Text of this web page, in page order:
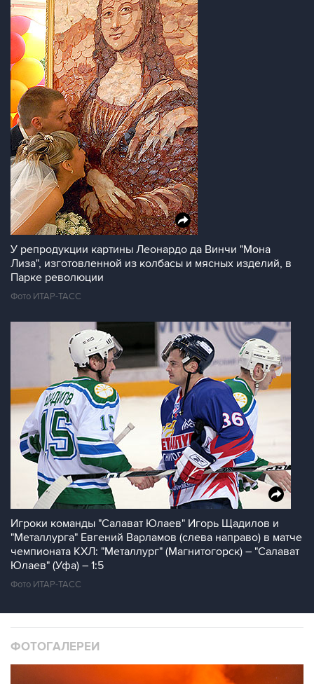
У репродукции картины Леонардо да Винчи "Мона
Лиза", изготовленной из колбасы и мясных изделий, в
Парке революции
Фото ИТАР-ТАСС
Игроки команды "Салават Юлаев" Игорь Щадилов и
"Металлурга" Евгений Варламов (слева направо) в матче
чемпионата КХЛ: "Металлург" (Магнитогорск) – "Салават
Юлаев" (Уфа) – 1:5
Фото ИТАР-ТАСС
ФОТОГАЛЕРЕИ